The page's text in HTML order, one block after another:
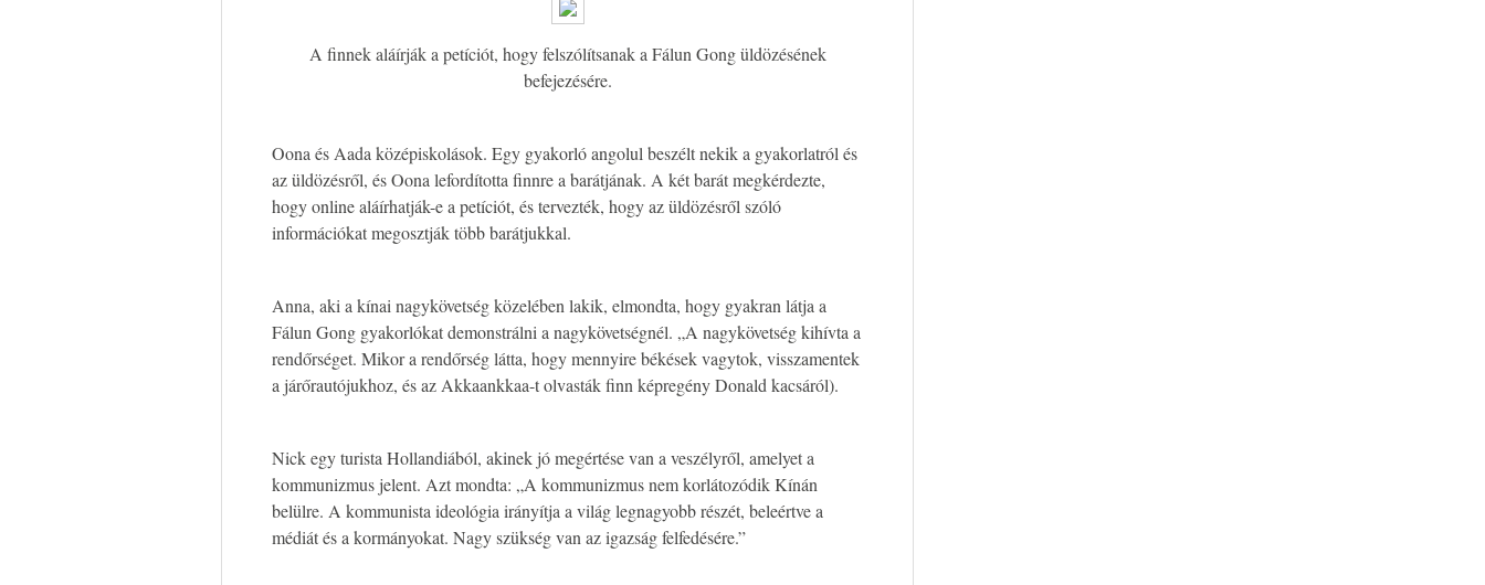
A finnek aláírják a petíciót, hogy felszólítsanak a Fálun Gong üldözésének
befejezésére.
Oona és Aada középiskolások. Egy gyakorló angolul beszélt nekik a gyakorlatról és
az üldözésről, és Oona lefordította finnre a barátjának. A két barát megkérdezte,
hogy online aláírhatják-e a petíciót, és tervezték, hogy az üldözésről szóló
információkat megosztják több barátjukkal.
Anna, aki a kínai nagykövetség közelében lakik, elmondta, hogy gyakran látja a
Fálun Gong gyakorlókat demonstrálni a nagykövetségnél. „A nagykövetség kihívta a
rendőrséget. Mikor a rendőrség látta, hogy mennyire békések vagytok, visszamentek
a járőrautójukhoz, és az Akkaankkaa-t olvasták finn képregény Donald kacsáról).
Nick egy turista Hollandiából, akinek jó megértése van a veszélyről, amelyet a
kommunizmus jelent. Azt mondta: „A kommunizmus nem korlátozódik Kínán
belülre. A kommunista ideológia irányítja a világ legnagyobb részét, beleértve a
médiát és a kormányokat. Nagy szükség van az igazság felfedésére.”